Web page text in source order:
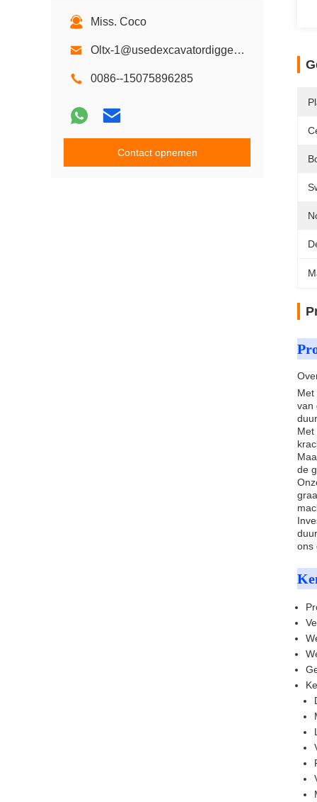
Miss. Coco
Oltx-1@usedexcavatordigger.com
0086--15075896285
Contact opnemen
Met
van
Met
de
ons